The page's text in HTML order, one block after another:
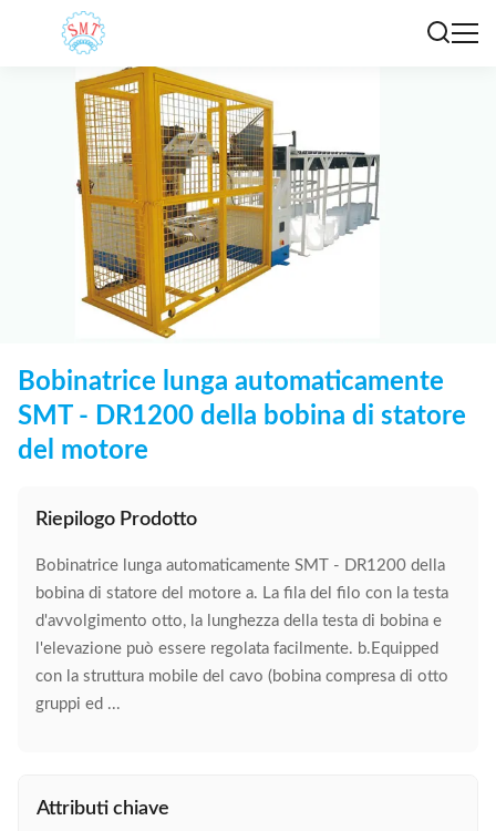
Bobinatrice lunga automaticamente
SMT - DR1200 della bobina di statore
del motore
Riepilogo Prodotto
Bobinatrice lunga automaticamente SMT - DR1200 della
bobina di statore del motore a. La fila del filo con la testa
d'avvolgimento otto, la lunghezza della testa di bobina e
l'elevazione può essere regolata facilmente. b.Equipped
con la struttura mobile del cavo (bobina compresa di otto
gruppi ed ...
Attributi chiave